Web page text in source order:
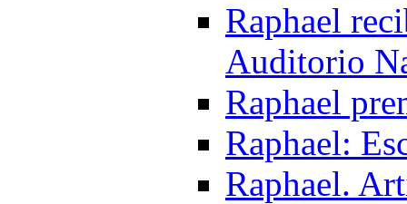
Raphael
Auditorio
Raphael
Raphael:
Raphael.